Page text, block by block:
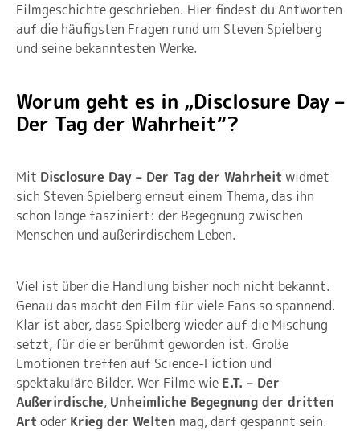
Filmgeschichte geschrieben. Hier findest du Antworten
auf die häufigsten Fragen rund um Steven Spielberg
und seine bekanntesten Werke.
Worum geht es in „Disclosure Day –
Der Tag der Wahrheit“?
Mit Disclosure Day – Der Tag der Wahrheit widmet
sich Steven Spielberg erneut einem Thema, das ihn
schon lange fasziniert: der Begegnung zwischen
Menschen und außerirdischem Leben.
Viel ist über die Handlung bisher noch nicht bekannt.
Genau das macht den Film für viele Fans so spannend.
Klar ist aber, dass Spielberg wieder auf die Mischung
setzt, für die er berühmt geworden ist. Große
Emotionen treffen auf Science-Fiction und
spektakuläre Bilder. Wer Filme wie E.T. – Der
Außerirdische, Unheimliche Begegnung der dritten
Art oder Krieg der Welten mag, darf gespannt sein.